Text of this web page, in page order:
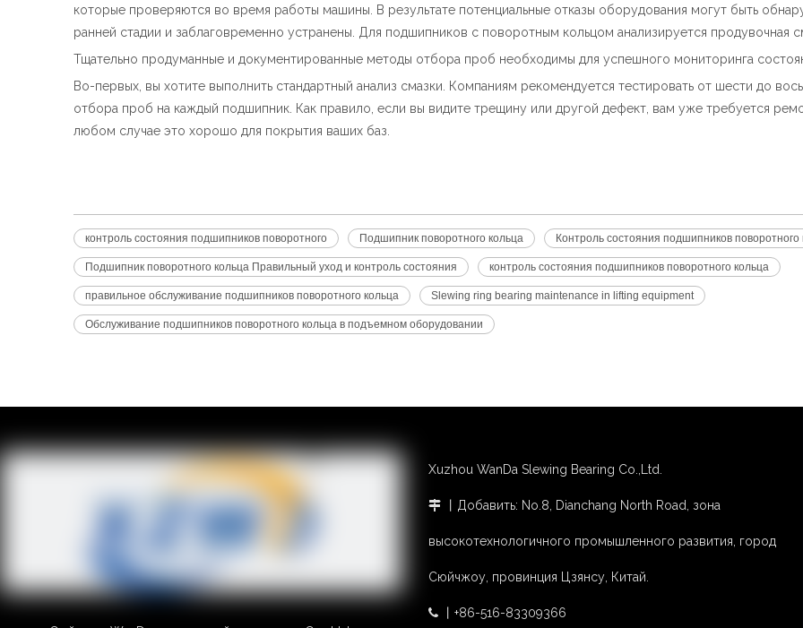
которые проверяются во время работы машины. В результате потенциальные отказы оборудования могут быть
ранней стадии и заблаговременно устранены. Для подшипников с поворотным кольцом анализируется продувочная
Тщательно продуманные и документированные методы отбора проб необходимы для успешного мониторинга
Во-первых, вы хотите выполнить стандартный анализ смазки. Компаниям рекомендуется тестировать от шести до
отбора проб на каждый подшипник. Как правило, если вы видите трещину или другой дефект, вам уже требуется
любом случае это хорошо для покрытия ваших баз.
контроль состояния подшипников поворотного Подшипник поворотного кольца Контроль состояния подшипников поворотного
Подшипник поворотного кольца Правильный уход и контроль состояния контроль состояния подшипников поворотного кольца
правильное обслуживание подшипников поворотного кольца Slewing ring bearing maintenance in lifting equipment
Обслуживание подшипников поворотного кольца в подъемном оборудовании
Xuzhou WanDa Slewing Bearing Co.,Ltd.
 丨Добавить: No.8, Dianchang North Road, зона
высокотехнологичного промышленного развития, город
Сюйчжоу, провинция Цзянсу, Китай.
 丨+86-516-83309366